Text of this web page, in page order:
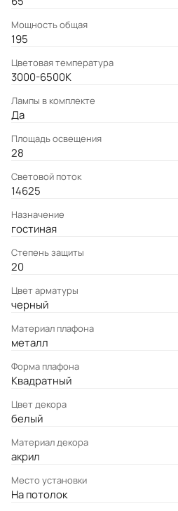
Мощность общая
195
Цветовая температура
3000-6500K
Лампы в комплекте
Да
Площадь освещения
28
Световой поток
14625
Назначение
гостиная
Степень защиты
20
Цвет арматуры
черный
Материал плафона
металл
Форма плафона
Квадратный
Цвет декора
белый
Материал декора
акрил
Место установки
На потолок